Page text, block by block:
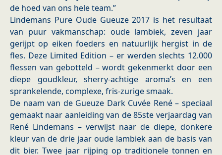
de hoed van ons hele team.”
Lindemans Pure Oude Gueuze 2017 is het resultaat
van puur vakmanschap: oude lambiek, zeven jaar
gerijpt op eiken foeders en natuurlijk hergist in de
fles. Deze Limited Edition – er werden slechts 12.000
flessen van gebotteld – wordt gekenmerkt door een
diepe goudkleur, sherry-achtige aroma’s en een
sprankelende, complexe, fris-zurige smaak.
De naam van de Gueuze Dark Cuvée René – speciaal
gemaakt naar aanleiding van de 85ste verjaardag van
René Lindemans – verwijst naar de diepe, donkere
kleur van de drie jaar oude lambiek aan de basis van
dit bier. Twee jaar rijping op traditionele tonnen en